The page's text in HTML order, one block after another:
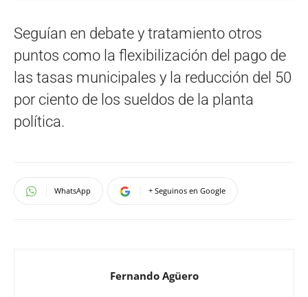
Seguían en debate y tratamiento otros
puntos como la flexibilización del pago de
las tasas municipales y la reducción del 50
por ciento de los sueldos de la planta
política.
WhatsApp + Seguinos en Google
Fernando Agüero